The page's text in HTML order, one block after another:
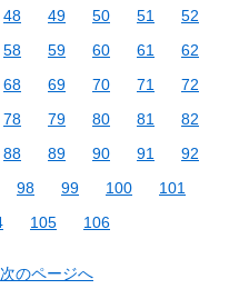
48 49 50 51
52
58 59 60 61
62
68 69 70 71
72
78 79 80 81
82
88 89 90 91
92
98 99 100
101
105 106
次のページへ